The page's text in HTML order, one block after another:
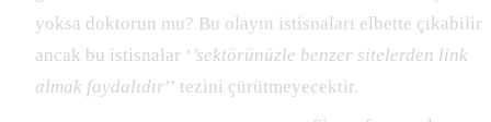
yoksa doktorun mu? Bu olayın istisnaları elbette çıkabilir
ancak bu istisnalar ‘ ’sektörünüzle benzer sitelerden link
almak faydalıdır’’ tezini çürütmeyecektir.